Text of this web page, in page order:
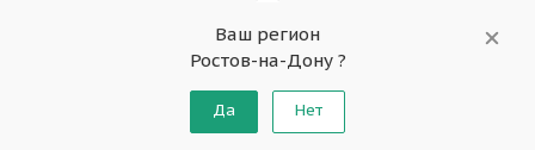
Ваш регион
Ростов-на-Дону ?
Да Нет